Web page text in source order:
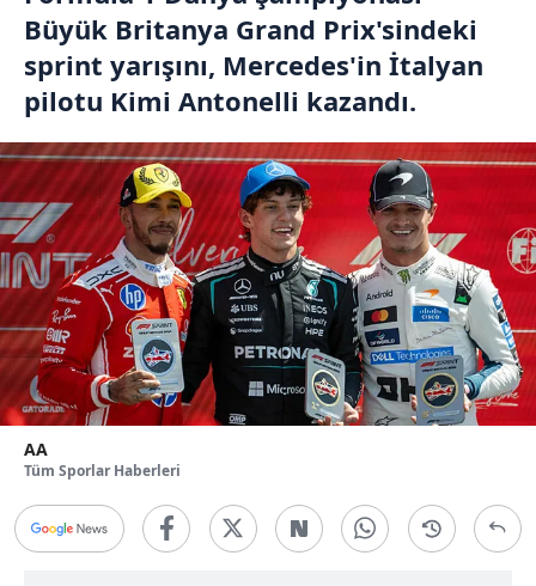
Büyük Britanya Grand Prix'sindeki
sprint yarışını, Mercedes'in İtalyan
pilotu Kimi Antonelli kazandı.
AA
Tüm Sporlar Haberleri